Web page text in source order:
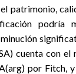
patrimonio,
podría
cuenta con
por Fitch,